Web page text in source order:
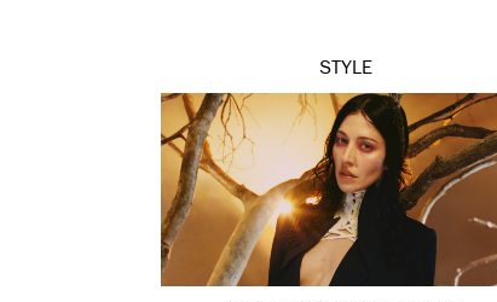
STYLE